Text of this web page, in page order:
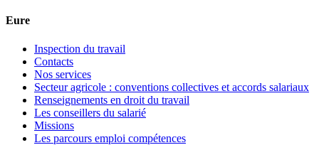
Eure
Inspection du travail
Contacts
Nos services
Secteur agricole : conventions collectives et accords salariaux
Renseignements en droit du travail
Les conseillers du salarié
Missions
Les parcours emploi compétences